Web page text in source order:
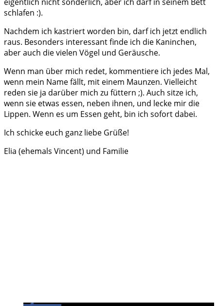
schlafen :).
Nachdem ich kastriert worden bin, darf ich jetzt endlich
raus. Besonders interessant finde ich die Kaninchen,
aber auch die vielen Vögel und Geräusche.
Wenn man über mich redet, kommentiere ich jedes Mal,
wenn mein Name fällt, mit einem Maunzen. Vielleicht
reden sie ja darüber mich zu füttern ;). Auch sitze ich,
wenn sie etwas essen, neben ihnen, und lecke mir die
Lippen. Wenn es um Essen geht, bin ich sofort dabei.
Ich schicke euch ganz liebe Grüße!
Elia (ehemals Vincent) und Familie